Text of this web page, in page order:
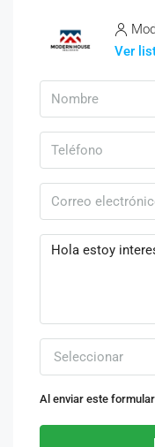
Ver
Seleccionar
Al enviar este